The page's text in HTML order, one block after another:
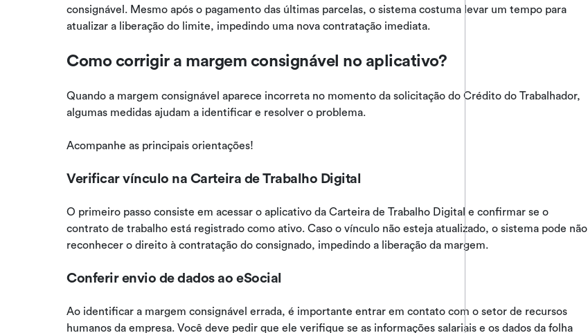
consignável. Mesmo após o pagamento das últimas parcelas, o sistema costuma levar um tempo para
atualizar a liberação do limite, impedindo uma nova contratação imediata.
Como corrigir a margem consignável no aplicativo?
Quando a margem consignável aparece incorreta no momento da solicitação do Crédito do Trabalhador,
algumas medidas ajudam a identificar e resolver o problema.
Acompanhe as principais orientações!
Verificar vínculo na Carteira de Trabalho Digital
O primeiro passo consiste em acessar o aplicativo da Carteira de Trabalho Digital e confirmar se o
contrato de trabalho está registrado como ativo. Caso o vínculo não esteja atualizado, o sistema pode não
reconhecer o direito à contratação do consignado, impedindo a liberação da margem.
Conferir envio de dados ao eSocial
Ao identificar a margem consignável errada, é importante entrar em contato com o setor de recursos
humanos da empresa. Você deve pedir que ele verifique se as informações salariais e os dados da folha